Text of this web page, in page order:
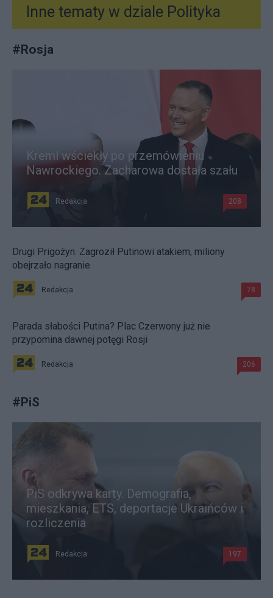
Inne tematy w dziale Polityka
#Rosja
Kreml wściekły po przemówieniu
Nawrockiego. Zacharowa dostała szału
Redakcja 208
Drugi Prigożyn. Zagroził Putinowi atakiem, miliony
obejrzało nagranie
Redakcja 78
Parada słabości Putina? Plac Czerwony już nie
przypomina dawnej potęgi Rosji
Redakcja 206
#PiS
PiS odkrywa karty. Demografia,
mieszkania, ETS, deportacje Ukraińców i
rozliczenia
Redakcja 197